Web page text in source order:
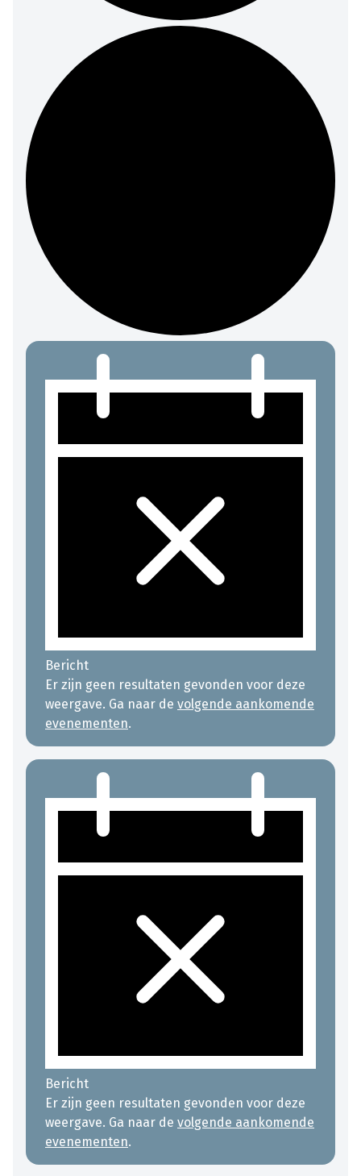
Bericht
Er zijn geen resultaten gevonden voor deze
weergave. Ga naar de volgende aankomende
evenementen.
Bericht
Er zijn geen resultaten gevonden voor deze
weergave. Ga naar de volgende aankomende
evenementen.